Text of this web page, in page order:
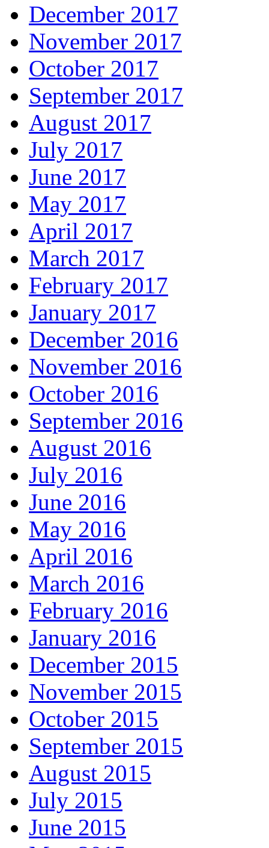
December 2017
November 2017
October 2017
September 2017
August 2017
July 2017
June 2017
May 2017
April 2017
March 2017
February 2017
January 2017
December 2016
November 2016
October 2016
September 2016
August 2016
July 2016
June 2016
May 2016
April 2016
March 2016
February 2016
January 2016
December 2015
November 2015
October 2015
September 2015
August 2015
July 2015
June 2015